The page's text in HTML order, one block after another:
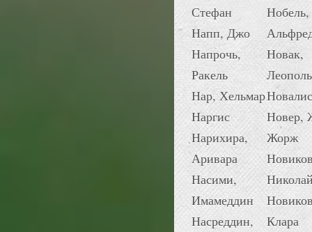
Стефан
Напп, Джо
Напрочь,
Ракель
Нар, Хельмар
Наргис
Нарихира,
Аривара
Насими,
Имамеддин
Насреддин,
Нобель,
Новак,
Новалис
Новер,
Жорж
Клара